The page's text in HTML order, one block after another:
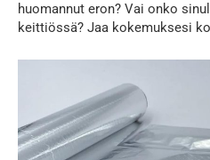
huomannut eron? Vai onko
keittiössä? Jaa kokemuksesi